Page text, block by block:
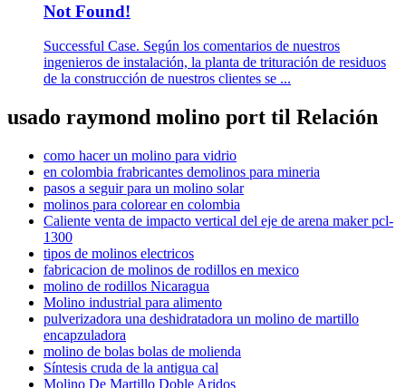
Not Found!
Successful Case. Según los comentarios de nuestros
ingenieros de instalación, la planta de trituración de residuos
de la construcción de nuestros clientes se ...
usado raymond molino port til Relación
como hacer un molino para vidrio
en colombia frabricantes demolinos para mineria
pasos a seguir para un molino solar
molinos para colorear en colombia
Caliente venta de impacto vertical del eje de arena maker pcl-
1300
tipos de molinos electricos
fabricacion de molinos de rodillos en mexico
molino de rodillos Nicaragua
Molino industrial para alimento
pulverizadora una deshidratadora un molino de martillo
encapzuladora
molino de bolas bolas de molienda
Síntesis cruda de la antigua cal
Molino De Martillo Doble Aridos